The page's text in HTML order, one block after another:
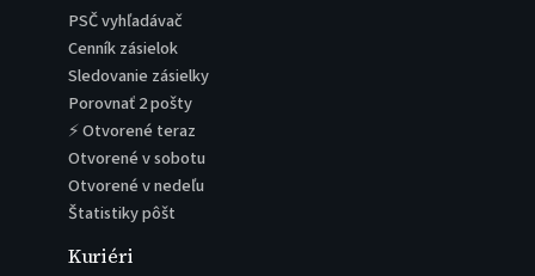
PSČ vyhľadávač
Cenník zásielok
Sledovanie zásielky
Porovnať 2 pošty
⚡ Otvorené teraz
Otvorené v sobotu
Otvorené v nedeľu
Štatistiky pôšt
Kuriéri